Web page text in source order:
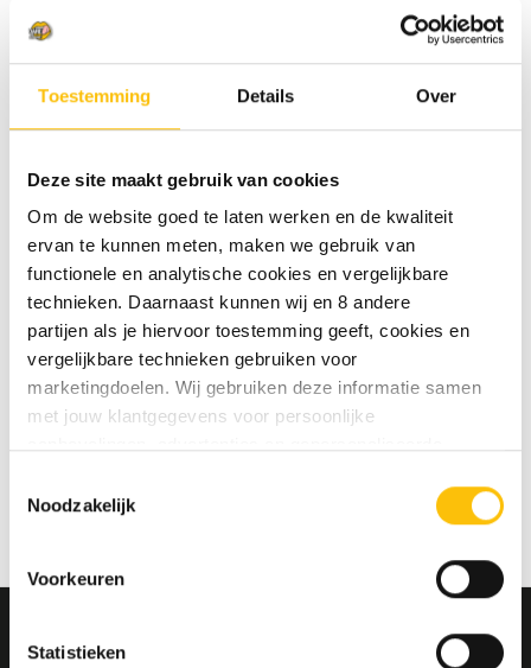
Toestemming Details Over
Deze site maakt gebruik van cookies
Om de website goed te laten werken en de kwaliteit
ervan te kunnen meten, maken we gebruik van
functionele en analytische cookies en vergelijkbare
technieken. Daarnaast kunnen wij en 8 andere
partijen als je hiervoor toestemming geeft, cookies en
vergelijkbare technieken gebruiken voor
marketingdoelen. Wij gebruiken deze informatie samen
met jouw klantgegevens voor persoonlijke
ervaringen: je eigen DTDD (gepersonaliseerde
aanbevelingen, functionaliteiten en communicatie binnen
dtdd.nl (relevante advertenties op websites en apps van
onze privacy policy
Noodzakelijk
Voorkeuren
Statistieken
Maak een account aan bij ons
Sneller af te rekenen
Meerdere verzendadressen op
Jouw bestelgeschiedenis te
bekijken
Nieuwe bestellingen te volgen
Artikelen opslaan in jouw
verlanglijstje
Account aanmaken
MELD JE AAN VOOR ONZE NIEUWSBRIEF